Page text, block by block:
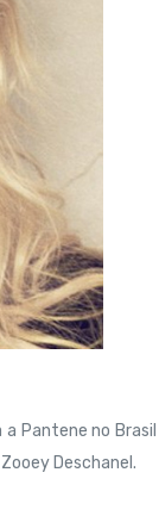
Pantene no
Deschanel.